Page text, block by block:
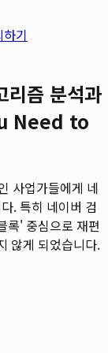
기
리즘 분석과
Need to
사업가들에게 네
. 특히 네이버 검
록' 중심으로 재편
않게 되었습니다.